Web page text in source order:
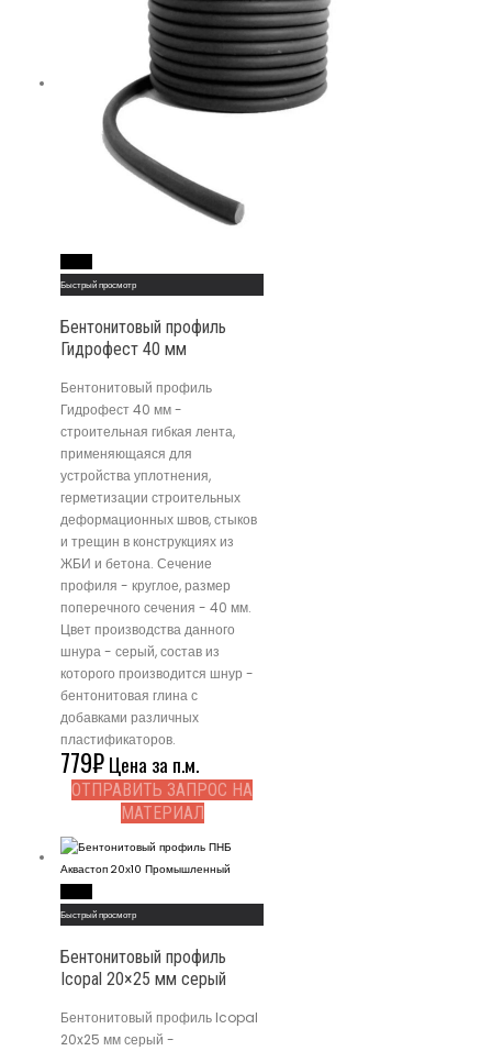
Быстрый просмотр
Бентонитовый профиль
Гидрофест 40 мм
Бентонитовый профиль
Гидрофест 40 мм -
строительная гибкая лента,
применяющаяся для
устройства уплотнения,
герметизации строительных
деформационных швов, стыков
и трещин в конструкциях из
ЖБИ и бетона. Сечение
профиля - круглое, размер
поперечного сечения - 40 мм.
Цвет производства данного
шнура - серый, состав из
которого производится шнур -
бентонитовая глина с
добавками различных
пластификаторов.
779₽Цена за п.м.
ОТПРАВИТЬ ЗАПРОС НА
МАТЕРИАЛ
Быстрый просмотр
Бентонитовый профиль
Icopal 20×25 мм серый
Бентонитовый профиль Icopal
20x25 мм серый -